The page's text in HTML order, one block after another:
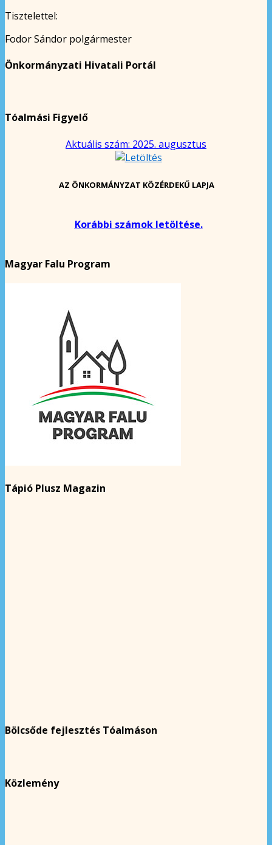
Tisztelettel:
Fodor Sándor polgármester
Önkormányzati Hivatali Portál
Tóalmási Figyelő
Aktuális szám: 2025. augusztus
AZ ÖNKORMÁNYZAT KÖZÉRDEKŰ LAPJA
Korábbi számok letöltése.
Magyar Falu Program
Tápió Plusz Magazin
Bölcsőde fejlesztés Tóalmáson
Közlemény